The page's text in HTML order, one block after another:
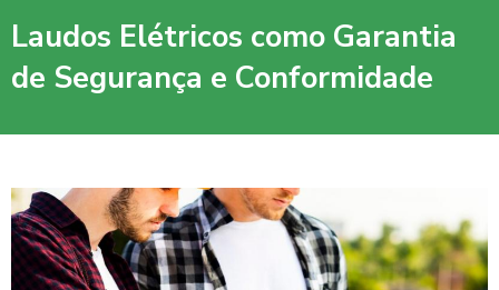
Laudos Elétricos como Garantia
de Segurança e Conformidade